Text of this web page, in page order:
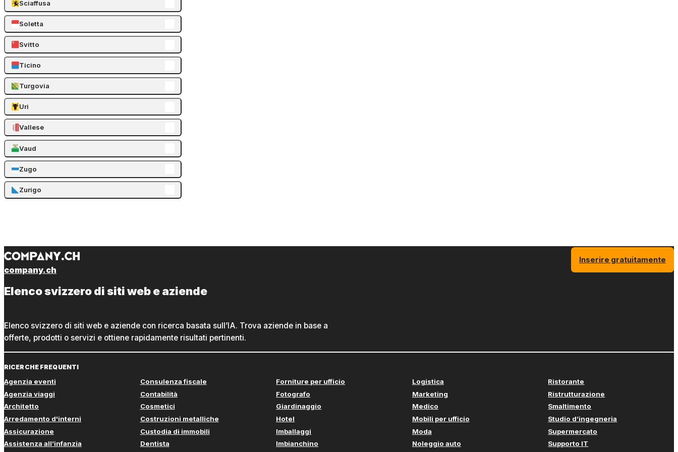
Sciaffusa
Soletta
Svitto
Ticino
Turgovia
Uri
Vallese
Vaud
Zugo
Zurigo
company.ch
Inserire gratuitamente
Elenco svizzero di siti web e aziende
Elenco svizzero di siti web e aziende con ricerca basata sull’IA. Trova aziende in base a
offerte, prodotti o servizi e ottiene rapidamente risultati pertinenti.
RICERCHE FREQUENTI
Agenzia eventi
Agenzia viaggi
Architetto
Arredamento d'interni
Assicurazione
Assistenza all’infanzia
Consulenza fiscale
Contabilità
Cosmetici
Costruzioni metalliche
Custodia di immobili
Dentista
Forniture per ufficio
Fotografo
Giardinaggio
Hotel
Imballaggi
Imbianchino
Logistica
Marketing
Medico
Mobili per ufficio
Moda
Noleggio auto
Ristorante
Ristrutturazione
Smaltimento
Studio d’ingegneria
Supermercato
Supporto IT